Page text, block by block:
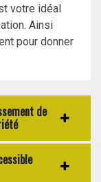
votre idéal
Ainsi
pour donner
de